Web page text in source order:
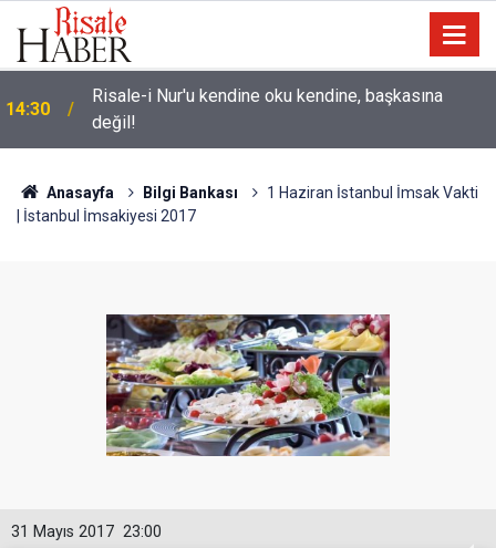
14:00
Üniversite adaylarına 'Sosyal medyanın
yönlendirdiği tercihler kariyeri riske atabilir' uyarısı
Anasayfa Bilgi Bankası
1 Haziran İstanbul İmsak Vakti
| İstanbul İmsakiyesi 2017
23:00
31 Mayıs 2017